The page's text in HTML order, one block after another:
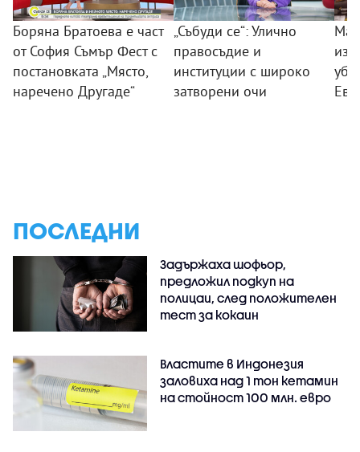
Боряна Братоева е част
от София Съмър Фест с
постановката „Място,
наречено Другаде“
„Събуди се“: Улично
правосъдие и
институции с широко
затворени очи
ПОСЛЕДНИ
Задържаха шофьор,
предложил подкуп на
полицаи, след положителен
тест за кокаин
Властите в Индонезия
заловиха над 1 тон кетамин
на стойност 100 млн. евро